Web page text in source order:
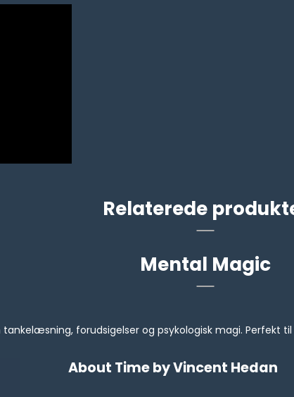
Relaterede
Mental Magic
forudsigelser og psykologisk magi. Perfekt til
About Time by Vincent Hedan